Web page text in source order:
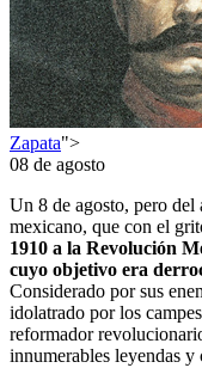
Zapata">
08 de agosto
Un 8 de agosto, pero del
mexicano, que con el
1910 a la Revolución
cuyo objetivo era
Considerado por sus
idolatrado por los
reformador
innumerables leyendas y